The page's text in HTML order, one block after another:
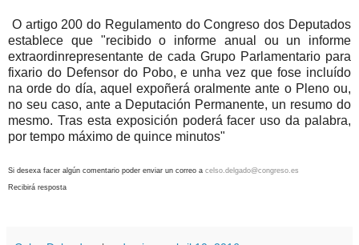
O artigo 200 do Regulamento do Congreso dos Deputados
establece que "recibido o informe anual ou un informe
extraordinrepresentante de cada Grupo Parlamentario para
fixario do Defensor do Pobo, e unha vez que fose incluído
na orde do día, aquel expoñerá oralmente ante o Pleno ou,
no seu caso, ante a Deputación Permanente, un resumo do
mesmo. Tras esta exposición poderá facer uso da palabra,
por tempo máximo de quince minutos"
Si desexa facer algún comentario poder enviar un correo a celso.delgado@congreso.es
Recibirá resposta